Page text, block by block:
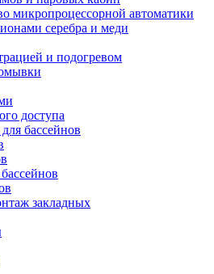
микропроцессорной автоматики
серебра и меди
и подогревом
доступа
бассейнов
закладных